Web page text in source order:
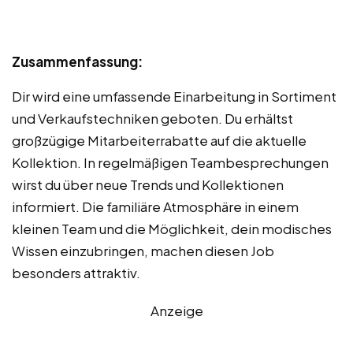
Zusammenfassung:
Dir wird eine umfassende Einarbeitung in Sortiment
und Verkaufstechniken geboten. Du erhältst
großzügige Mitarbeiterrabatte auf die aktuelle
Kollektion. In regelmäßigen Teambesprechungen
wirst du über neue Trends und Kollektionen
informiert. Die familiäre Atmosphäre in einem
kleinen Team und die Möglichkeit, dein modisches
Wissen einzubringen, machen diesen Job
besonders attraktiv.
Anzeige